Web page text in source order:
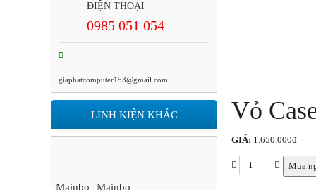
Vỏ
GIÁ: 1.650.000đ
Mua
ĐIỆN THOẠI
0985 051 054
giaphatcomputer153@gmail.com
LINH KIỆN KHÁC
Mainbo
Mainbo